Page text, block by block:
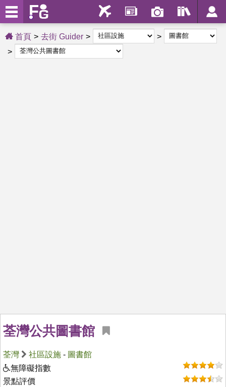
首頁 去街 Guider
荃灣公共圖書館
荃灣 社區設施 - 圖書館
無障礙指數
景點評價